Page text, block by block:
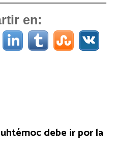
en:
debe ir por la